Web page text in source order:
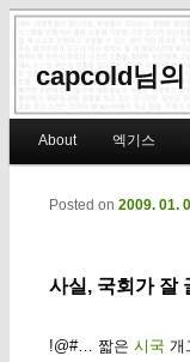
capcold님의
Skip to primary
Skip to secondary
About 엑기스
사실, 국회가 잘
Posted on 2009. 01.
!@#… 짧은 시국 개